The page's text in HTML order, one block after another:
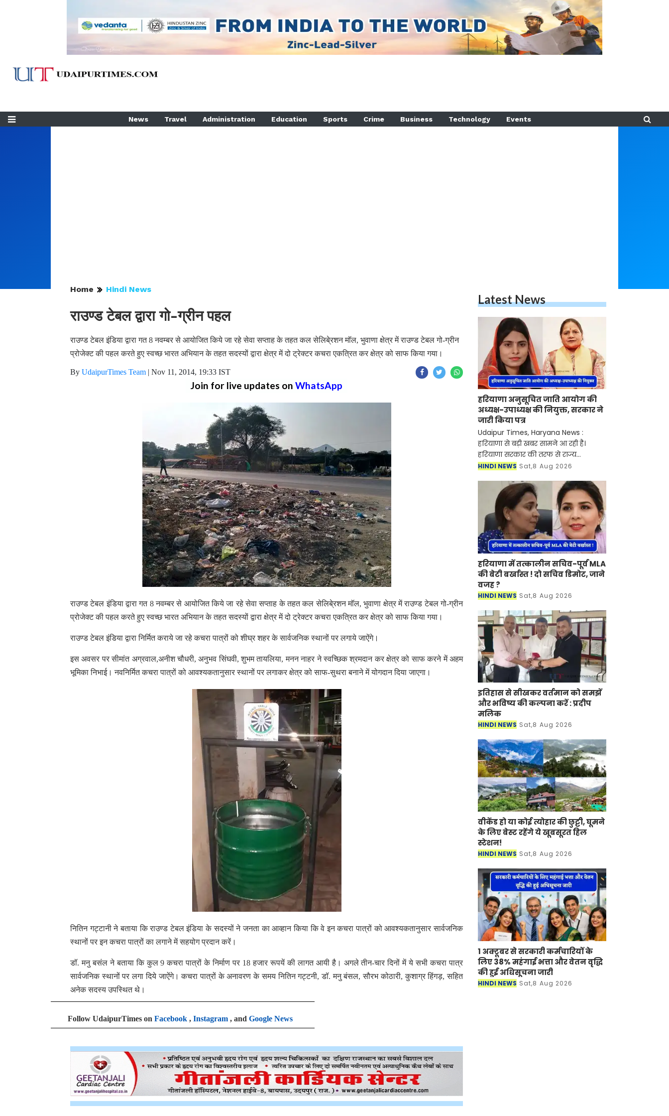
News Travel Administration Education Sports Crime Business Technology Events
Home Hindi News
राउण्ड टेबल द्वारा गो-ग्रीन पहल
राउण्ड टेबल इंडिया द्वारा गत 8 नवम्बर से आयोजित किये जा रहे सेवा सप्ताह के तहत कल सेलिबे्रशन मॉल, भुवाणा क्षेत्र में राउण्ड टेबल गो-ग्रीन
प्रोजेक्ट की पहल करते हुए स्वच्छ भारत अभियान के तहत सदस्यों द्वारा क्षेत्र में दो ट्रेक्टर कचरा एकत्रित कर क्षेत्र को साफ किया गया।
By UdaipurTimes Team | Nov 11, 2014, 19:33 IST
Join for live updates on WhatsApp
राउण्ड टेबल इंडिया द्वारा गत 8 नवम्बर से आयोजित किये जा रहे सेवा सप्ताह के तहत कल सेलिबे्रशन मॉल, भुवाणा क्षेत्र में राउण्ड टेबल गो-ग्रीन
प्रोजेक्ट की पहल करते हुए स्वच्छ भारत अभियान के तहत सदस्यों द्वारा क्षेत्र में दो ट्रेक्टर कचरा एकत्रित कर क्षेत्र को साफ किया गया।
राउण्ड टेबल इंडिया द्वारा निर्मित कराये जा रहे कचरा पात्रों को शीघ्र शहर के सार्वजनिक स्थानों पर लगाये जाऐंगे।
इस अवसर पर सीमांत अग्रवाल,अनीश चौधरी, अनुभव सिंघवी, शुभम तायलिया, मनन नाहर ने स्वच्छिक श्रमदान कर क्षेत्र को साफ करने में अहम
भूमिका निभाई। नवनिर्मित कचरा पात्रों को आवश्यकतानुसार स्थानों पर लगाकर क्षेत्र को साफ-सुथरा बनाने में योगदान दिया जाएगा।
नितिन गट्टानी ने बताया कि राउण्ड टेबल इंडिया के सदस्यों ने जनता का आव्हान किया कि वे इन कचरा पात्रों को आवश्यकतानुसार सार्वजनिक
स्थानों पर इन कचरा पात्रों का लगाने में सहयोग प्रदान करें।
डॉ. मनु बसंल ने बताया कि कुल 9 कचरा पात्रों के निर्माण पर 18 हजार रूपयें की लागत आयी है। अगले तीन-चार दिनों में ये सभी कचरा पात्र
सार्वजनिक स्थानों पर लगा दिये जाऐंगे। कचरा पात्रों के अनावरण के समय नितिन गट्टनी, डॉ. मनु बंसल, सौरभ कोठारी, कुशाग्र हिंगड़, सहित
अनेक सदस्य उपस्थित थे।
Follow UdaipurTimes on Facebook , Instagram , and Google News
Latest News
हरियाणा अनुसूचित जाति आयोग की
अध्यक्ष-उपाध्यक्ष की नियुक्त, सरकार ने
जारी किया पत्र
Udaipur Times, Haryana News :
हरियाणा से बड़ी खबर सामने आ रही है।
हरियाणा सरकार की तरफ से राज्य
अनुसूचित जाति आयोग में नई नियुक्तियों
हरियाणा सरकार की तरफ से राज्य
HINDI NEWS Sat,8 Aug 2026
हरियाणा में तत्कालीन सचिव-पूर्व MLA
की बेटी बर्खास्त ! दो सचिव डिमोट, जाने
वजह ?
HINDI NEWS Sat,8 Aug 2026
इतिहास से सीखकर वर्तमान को समझें
और भविष्य की कल्पना करें : प्रदीप
मलिक
HINDI NEWS Sat,8 Aug 2026
वीकेंड हो या कोई त्योहार की छुट्टी, घूमने
के लिए बेस्ट रहेंगे ये खूबसूरत हिल
स्टेशन!
HINDI NEWS Sat,8 Aug 2026
1 अक्टूबर से सरकारी कर्मचारियों के
लिए 38% महंगाई भत्ता और वेतन वृद्धि
की हुई अधिसूचना जारी
HINDI NEWS Sat,8 Aug 2026